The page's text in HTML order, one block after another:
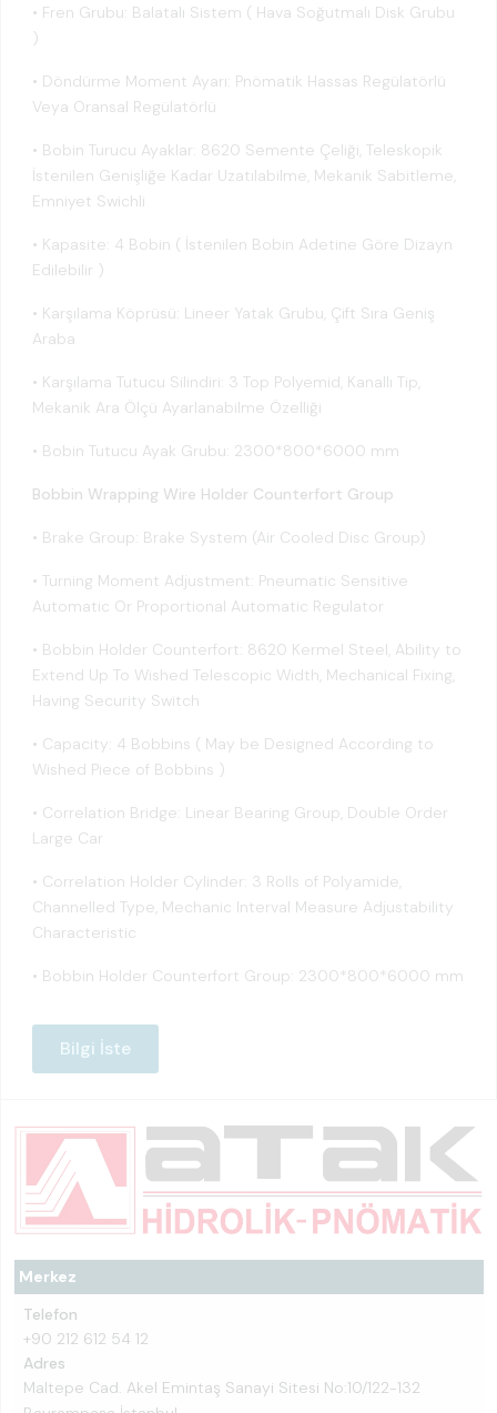
Merkez
Telefon
+90 212 612 54 12
Adres
Maltepe Cad. Akel Emintaş Sanayi Sitesi No:10/122-132
• Fren Grubu: Balatalı Sistem ( Hava Soğutmalı Disk Grubu
)
• Döndürme Moment Ayarı: Pnömatik Hassas Regülatörlü
Veya Oransal Regülatörlü
• Bobin Turucu Ayaklar: 8620 Semente Çeliği, Teleskopik
İstenilen Genişliğe Kadar Uzatılabilme, Mekanik Sabitleme,
Emniyet Swichli
• Kapasite: 4 Bobin ( İstenilen Bobin Adetine Göre Dizayn
Edilebilir )
• Karşılama Köprüsü: Lineer Yatak Grubu, Çift Sıra Geniş
Araba
• Karşılama Tutucu Silindiri: 3 Top Polyemid, Kanallı Tip,
Mekanik Ara Ölçü Ayarlanabilme Özelliği
• Bobin Tutucu Ayak Grubu: 2300*800*6000 mm
Bobbin Wrapping Wire Holder Counterfort Group
• Brake Group: Brake System (Air Cooled Disc Group)
• Turning Moment Adjustment: Pneumatic Sensitive
Automatic Or Proportional Automatic Regulator
• Bobbin Holder Counterfort: 8620 Kermel Steel, Ability to
Extend Up To Wished Telescopic Width, Mechanical Fixing,
Having Security Switch
• Capacity: 4 Bobbins ( May be Designed According to
Wished Piece of Bobbins )
• Correlation Bridge: Linear Bearing Group, Double Order
Large Car
• Correlation Holder Cylinder: 3 Rolls of Polyamide,
Channelled Type, Mechanic Interval Measure Adjustability
Characteristic
• Bobbin Holder Counterfort Group: 2300*800*6000 mm
Bilgi İste